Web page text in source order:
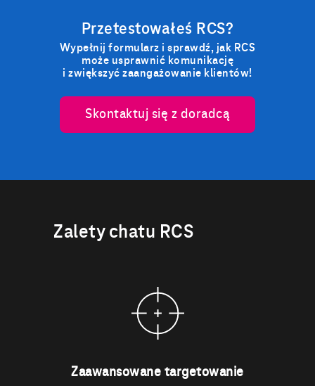
Przetestowałeś RCS?
Wypełnij formularz i sprawdź, jak RCS
może usprawnić komunikację
i zwiększyć zaangażowanie klientów!
Skontaktuj się z doradcą
Zalety chatu RCS
Zaawansowane targetowanie